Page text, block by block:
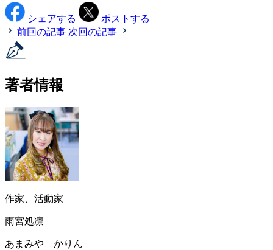
シェアする
ポストする
前回の記事 次回の記事
著者情報
作家、活動家
雨宮処凛
あまみや かりん